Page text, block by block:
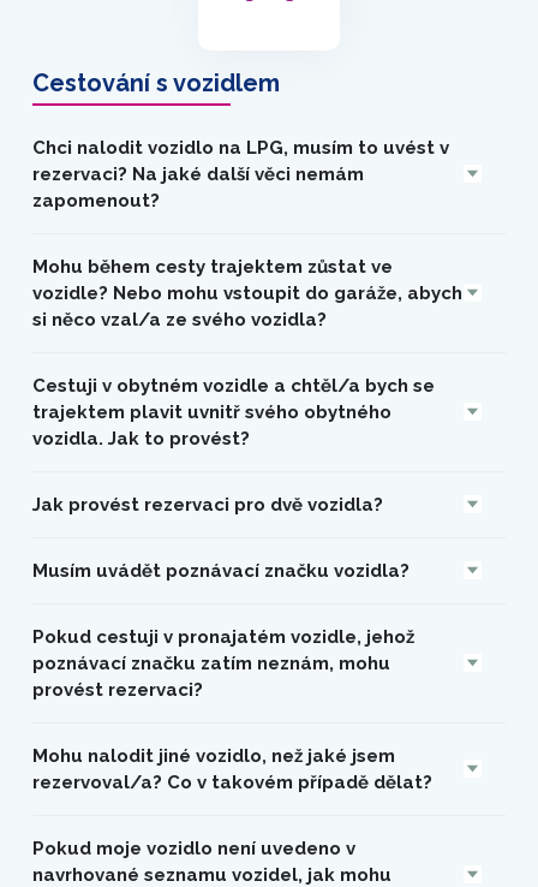
Cestování s vozidlem
Chci nalodit vozidlo na LPG, musím to uvést v
rezervaci? Na jaké další věci nemám
zapomenout?
Mohu během cesty trajektem zůstat ve
vozidle? Nebo mohu vstoupit do garáže, abych
si něco vzal/a ze svého vozidla?
Cestuji v obytném vozidle a chtěl/a bych se
trajektem plavit uvnitř svého obytného
vozidla. Jak to provést?
Jak provést rezervaci pro dvě vozidla?
Musím uvádět poznávací značku vozidla?
Pokud cestuji v pronajatém vozidle, jehož
poznávací značku zatím neznám, mohu
provést rezervaci?
Mohu nalodit jiné vozidlo, než jaké jsem
rezervoval/a? Co v takovém případě dělat?
Pokud moje vozidlo není uvedeno v
navrhované seznamu vozidel, jak mohu